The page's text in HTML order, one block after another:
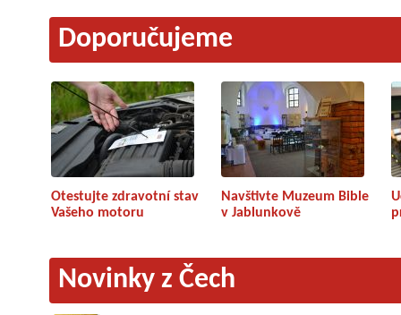
Doporučujeme
Otestujte zdravotní stav
Vašeho motoru
Navštivte Muzeum Bible
v Jablunkově
Novinky z Čech